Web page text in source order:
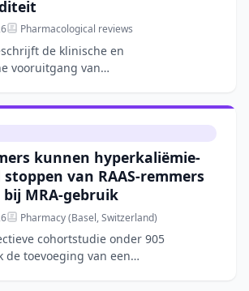
Pharmacological reviews
de klinische en
vooruitgang van
kunnen hyperkaliëmie-
van RAAS-remmers
MRA-gebruik
Pharmacy (Basel, Switzerland)
cohortstudie onder 905
de toevoeging van een